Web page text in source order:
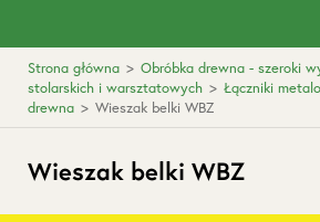
Strona główna > Obróbka drewna - szeroki
stolarskich i warsztatowych > Łączniki
drewna > Wieszak belki WBZ
Wieszak belki WBZ